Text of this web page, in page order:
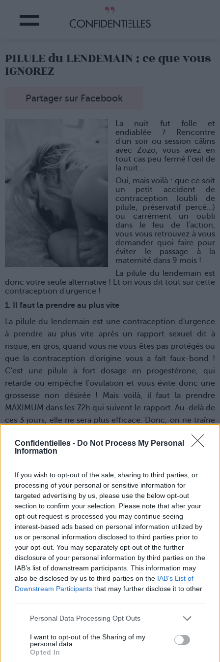
Confidentielles - Do Not Process My Personal
Information
If you wish to opt-out of the sale, sharing to third parties, or
processing of your personal or sensitive information for
targeted advertising by us, please use the below opt-out
section to confirm your selection. Please note that after your
opt-out request is processed you may continue seeing
interest-based ads based on personal information utilized by
us or personal information disclosed to third parties prior to
your opt-out. You may separately opt-out of the further
disclosure of your personal information by third parties on the
IAB’s list of downstream participants. This information may
also be disclosed by us to third parties on the IAB’s List of
Downstream Participants that may further disclose it to other
Personal Data Processing Opt Outs
I want to opt-out of the Sharing of my
personal data.
Opted In
PILULE du LENDEMAIN : ce que vous
IGNOREZ
Partager sur Facebook
La nuit fut folle et
endiablée ? Rencontre
d'un soir ou session câlins
avec Zozo, vous avez en
tout cas peu fermé l’œil de
la nuit…
Oui, mais voilà : que ce soit
un petit accident de
contraception (oubli de
pilule, préservatif percé…)
ou carrément un oubli
dans le feu de l'action,
vous vous retrouvez à vous
demander quoi faire pour
éviter le passage à la
maternité dans 9 mois !
La pilule du lendemain est
donc votre seule alternative ! Et on vous dit tout sur cette
contraception d'urgence !
1. Il faut la prendre au plus vite
La pilule du lendemain est une contraception d'urgence
à prendre au plus vite après un rapport sexuel dit à
risque, en gros, quand vous ne vous êtes pas protégés ou
que la contraception d'origine vous a fait faux-bond !
C'est une pilule à fort dosage en progestérone, qui
retarde ou empêche l'ovulation et vous évite donc une
grossesse non désirée ! Mais voilà, il faut la prendre
MAXIMUM dans les 72h qui suivent le rapport. Au-delà de
ces 3 jours, elle ne sera plus efficace. Donc, on ne traîne
pas ! Et bien sûr, malgré son nom, on est pas obligée
d'attendre le « lendemain » ! Au plus vite, on a dit !
La pilule du lendemain la plus connue est la NorLevo et
est délivrée sans ordonnance, en pharmacie. Pas
d'excuse, donc, pour ne pas la prendre à temps ! Pour les
mineures, elle est d'ailleurs gratuite et peut être délivrée
par l'infirmerie de l'établissement scolaire ou le planning
familial.
3. Ce n'est pas dangereux de la prendre plusieurs fois
dans sa vie
On a toutes des copines qui nous ont mis la pression de
stérile, on perdrait nos cheveux, notre utérus tomberait…
Bref, on tord le cou à ces clichés trop répandus ! La pilule
du lendemain ne rend pas stérile et il n'y a pas de
« limite » de sa prise ! Mais, ce n'est pas une raison pour la